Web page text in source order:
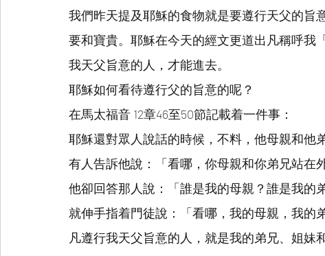
我們昨天提及耶穌的食物就是要遵行天父的旨
要和寶貴。耶穌在今天的經文更道出凡稱呼我
我天父旨意的人，才能進去。
耶穌如何看待遵行父的旨意的呢？
在馬太福音 12章46至50節記載着一件事：
耶穌還對眾人說話的時候，不料，他母親和他
有人告訴他說：「看哪，你母親和你弟兄站在
他卻回答那人說：「誰是我的母親？誰是我的
就伸手指着門徒說：「看哪，我的母親，我的弟
凡遵行我天父旨意的人，就是我的弟兄、姐妹